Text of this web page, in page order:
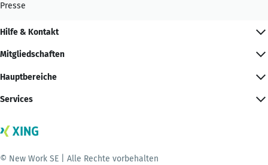
Presse
Hilfe & Kontakt
Mitgliedschaften
Hauptbereiche
Services
© New Work SE | Alle Rechte vorbehalten